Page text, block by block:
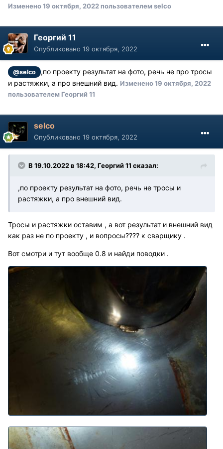
Изменено19 октября, 2022пользователем selco
Георгий 11
Опубликовано 19 октября, 2022
@selco
,по проекту результат на фото, речь не про тросы
и растяжки, а про внешний вид. Изменено19 октября, 2022
пользователем Георгий 11
selco
Опубликовано 19 октября, 2022
В 19.10.2022 в 18:42, Георгий 11 сказал:
,по проекту результат на фото, речь не тросы и
растяжки, а про внешний вид.
Тросы и растяжки оставим , а вот результат и внешний вид
как раз не по проекту , и вопросы???? к сварщику .
Вот смотри и тут вообще 0.8 и найди поводки .